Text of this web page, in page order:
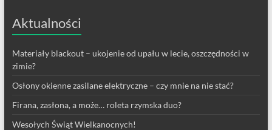
Aktualności
Materiały blackout – ukojenie od upału w lecie, oszczędności w
zimie?
Osłony okienne zasilane elektryczne – czy mnie na nie stać?
Firana, zasłona, a może… roleta rzymska duo?
Wesołych Świąt Wielkanocnych!